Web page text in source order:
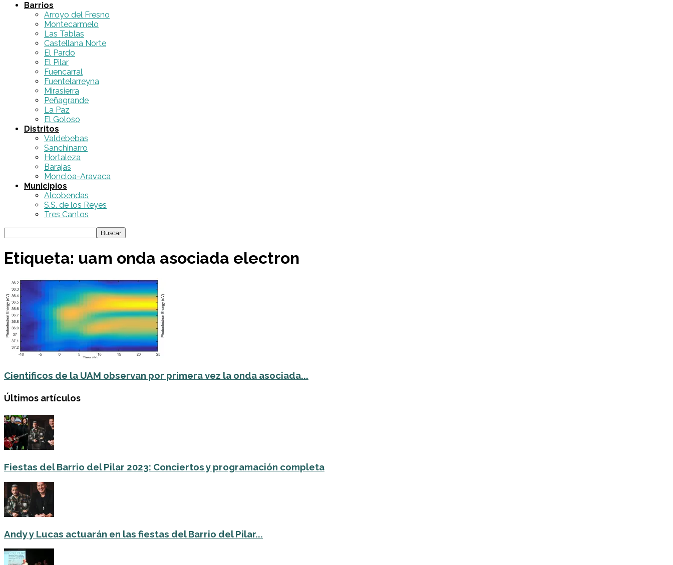
Barrios
Arroyo del Fresno
Montecarmelo
Las Tablas
Castellana Norte
El Pardo
El Pilar
Fuencarral
Fuentelarreyna
Mirasierra
Peñagrande
La Paz
El Goloso
Distritos
Valdebebas
Sanchinarro
Hortaleza
Barajas
Moncloa-Aravaca
Municipios
Alcobendas
S.S. de los Reyes
Tres Cantos
Etiqueta: uam onda asociada electron
Cientificos de la UAM observan por primera vez la onda asociada...
Últimos artículos
Fiestas del Barrio del Pilar 2023: Conciertos y programación completa
Andy y Lucas actuarán en las fiestas del Barrio del Pilar...